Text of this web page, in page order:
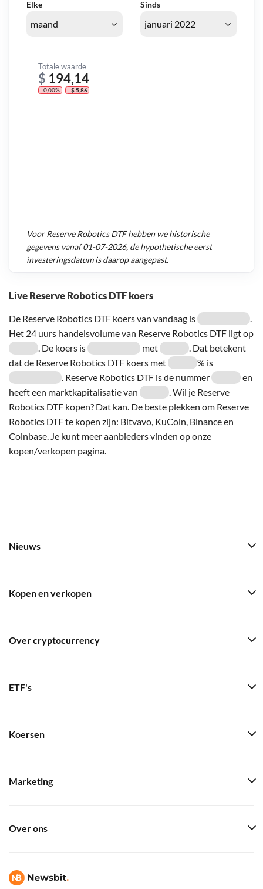
Live Reserve Robotics DTF koers
De Reserve Robotics DTF koers van vandaag is
.
Het 24 uurs handelsvolume van Reserve Robotics DTF ligt op
. De koers is
met
. Dat betekent
dat de Reserve Robotics DTF koers met
% is
. Reserve Robotics DTF is de nummer
en
heeft een marktkapitalisatie van
. Wil je Reserve
Robotics DTF kopen? Dat kan. De beste plekken om Reserve
Robotics DTF te kopen zijn: Bitvavo, KuCoin, Binance en
Coinbase. Je kunt meer aanbieders vinden op onze
kopen/verkopen pagina.
Elke Sinds
Totale waarde
$ 194,14
- 0,00% - $ 5,86
VoorReserve Robotics DTFhebben we historische
gegevens vanaf01-07-2026, de hypothetische eerst
investeringsdatum is daarop aangepast.
Nieuws
Kopen en verkopen
Over cryptocurrency
ETF's
Koersen
Marketing
Over ons